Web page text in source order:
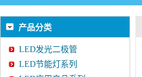
产品分类
LED发光二极管
LED节能灯系列